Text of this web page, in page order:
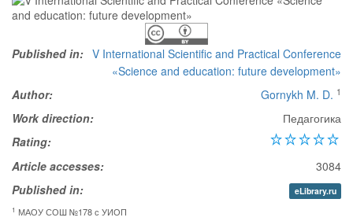
Published in: V International Scientific and Practical Conference
«Science and education: future development»
Author:
Gornykh M. D. 1
Work direction:
Педагогика
Rating:
Article accesses:
3084
Published in:
eLibrary.ru
1 МАОУ СОШ №178 с УИОП